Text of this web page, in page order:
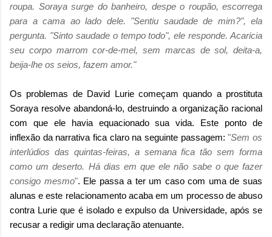
roupa. Soraya surge do banheiro, despe o roupão, escorrega
para a cama ao lado dele. "Sentiu saudade de mim?", ela
pergunta. "Sinto saudade o tempo todo", ele responde. Acaricia
seu corpo marrom cor-de-mel, sem marcas de sol, deita-a,
beija-lhe os seios, fazem amor."
Os problemas de David Lurie começam quando a prostituta
Soraya resolve abandoná-lo, destruindo a organização racional
com que ele havia equacionado sua vida. Este ponto de
inflexão da narrativa fica claro na seguinte passagem:"Sem os
interlúdios das quintas-feiras, a semana fica tão sem forma
como um deserto. Há dias em que ele não sabe o que fazer
consigo mesmo". Ele passa a ter um caso com uma de suas
alunas e este relacionamento acaba em um processo de abuso
contra Lurie que é isolado e expulso da Universidade, após se
recusar a redigir uma declaração atenuante.